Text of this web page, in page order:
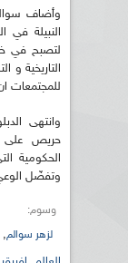
وأضاف
النبيلة في
لتصبح في
التاريخية و
للمجتمعات
وانتهى
حريص على
الحكومية
وتفضّل
وسوم:
لزهر سوالم,